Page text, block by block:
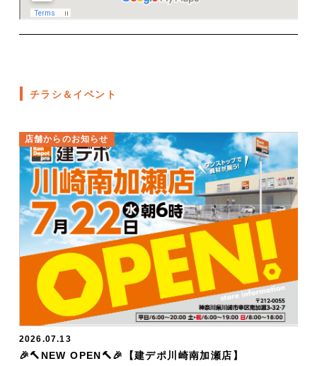
チラシ＆イベント
店舗からのお知らせ
2026.07.13
🎉🔨NEW OPEN🔨🎉【建デポ川崎南加瀬店】